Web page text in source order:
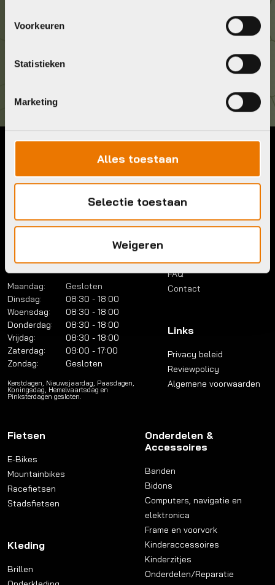
Voorkeuren
Statistieken
Marketing
Alles toestaan
Selectie toestaan
Weigeren
Brouwerstraat 8B
Telefoon:
036 5304422
info@bykestore.nl
Brouwerstraat 8B
1315 BP Almere
Openingstijden
Maandag:
Gesloten
Dinsdag:
08:30 - 18:00
Woensdag:
08:30 - 18:00
Donderdag:
08:30 - 18:00
Vrijdag:
08:30 - 18:00
Zaterdag:
09:00 - 17:00
Zondag:
Gesloten
Kerstdagen, Nieuwsjaardag, Paasdagen,
Koningsdag, Hemelvaartsdag en
Pinksterdagen gesloten.
Menu
Account
Lease a bike
Over ons
FAQ
Contact
Links
Privacy beleid
Reviewpolicy
Algemene voorwaarden
Fietsen
E-Bikes
Mountainbikes
Racefietsen
Stadsfietsen
Kleding
Brillen
Onderdelen &
Accessoires
Banden
Bidons
Computers, navigatie en
elektronica
Frame en voorvork
Kinderaccessoires
Kinderzitjes
Onderdelen/Reparatie